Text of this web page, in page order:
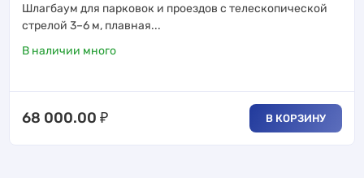
Шлагбаум для парковок и проездов с телескопической
стрелой 3–6 м, плавная...
В наличии много
68 000.00 ₽ В КОРЗИНУ